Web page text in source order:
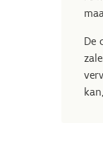
De